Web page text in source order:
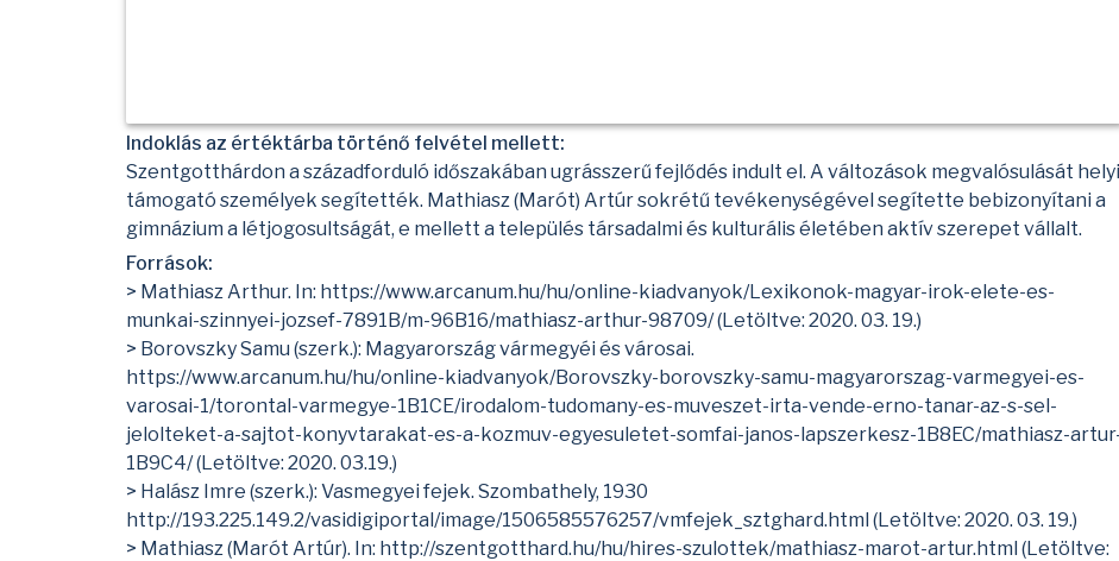
Indoklás az értéktárba történő felvétel mellett:
Szentgotthárdon a századforduló időszakában ugrásszerű fejlődés indult el. A változások megvalósulását
támogató személyek segítették. Mathiasz (Marót) Artúr sokrétű tevékenységével segítette bebizonyítani a
gimnázium a létjogosultságát, e mellett a település társadalmi és kulturális életében aktív szerepet vállalt.
Források:
> Mathiasz Arthur. In: https://www.arcanum.hu/hu/online-kiadvanyok/Lexikonok-magyar-irok-elete-es-
munkai-szinnyei-jozsef-7891B/m-96B16/mathiasz-arthur-98709/(Letöltve: 2020. 03. 19.)
> Borovszky Samu (szerk.): Magyarország vármegyéi és városai.
https://www.arcanum.hu/hu/online-kiadvanyok/Borovszky-borovszky-samu-magyarorszag-varmegyei-es-
varosai-1/torontal-varmegye-1B1CE/irodalom-tudomany-es-muveszet-irta-vende-erno-tanar-az-s-sel-
jelolteket-a-sajtot-konyvtarakat-es-a-kozmuv-egyesuletet-somfai-janos-lapszerkesz-1B8EC/mathiasz-
1B9C4/(Letöltve: 2020. 03.19.)
> Halász Imre (szerk.): Vasmegyei fejek. Szombathely, 1930
http://193.225.149.2/vasidigiportal/image/1506585576257/vmfejek_sztghard.html (Letöltve: 2020. 03. 19.)
> Mathiasz (Marót Artúr). In: http://szentgotthard.hu/hu/hires-szulottek/mathiasz-marot-artur.html (Letöltve: